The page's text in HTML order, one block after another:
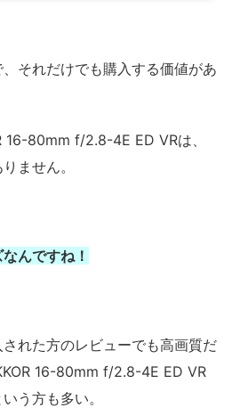
それだけでも購入する価値があ
16-80mm f/2.8-4E ED VRは、
ません。
んですね！
れた方のレビューでも高画質だ
16-80mm f/2.8-4E ED VR
う方も多い。